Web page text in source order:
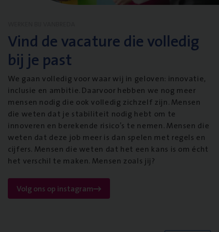
Vind de vacature die volledig
bij je past
We gaan volledig voor waar wij in geloven: innovatie,
inclusie en ambitie. Daarvoor hebben we nog meer
mensen nodig die ook volledig zichzelf zijn. Mensen
die weten dat je stabiliteit nodig hebt om te
innoveren en berekende risico’s te nemen. Mensen die
weten dat deze job meer is dan spelen met regels en
cijfers. Mensen die weten dat het een kans is om écht
het verschil te maken. Mensen zoals jij?
Volg ons op instagram